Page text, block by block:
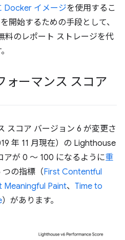
Docker イメージを使用するこ
開始するための手段として、
料のレポート ストレージを代
ォーマンス スコア
スコア バージョン 6 が変更さ
年 11 月現在）の Lighthouse
アが 0 ～ 100 になるように重
つの指標（First Contentful
Meaningful Paint、 Time to
）があります。